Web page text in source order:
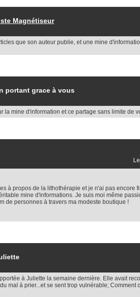
Magnétiseur
que son auteur publie, et une mine
portant grace à vous
la mine d'information et ce partage sans limite de
à propos de la lithothérapie et je n'ai pas encore
mine d'informations. Je suis moi même
de personnes à travers ma modeste boutique !
à Juliette la semaine dernière. Elle avait
mal à prier...et se sent trop vulnérable; Comment